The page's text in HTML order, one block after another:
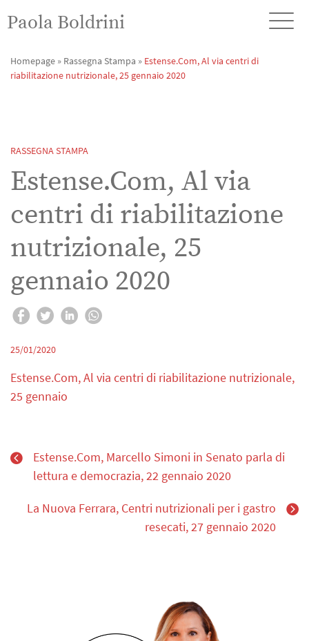
Paola Boldrini
Homepage » Rassegna Stampa » Estense.Com, Al via centri di
riabilitazione nutrizionale, 25 gennaio 2020
RASSEGNA STAMPA
Estense.Com, Al via
centri di riabilitazione
nutrizionale, 25
gennaio 2020
25/01/2020
Estense.Com, Al via centri di riabilitazione nutrizionale,
25 gennaio
Estense.Com, Marcello Simoni in Senato parla di
lettura e democrazia, 22 gennaio 2020
La Nuova Ferrara, Centri nutrizionali per i gastro
resecati, 27 gennaio 2020